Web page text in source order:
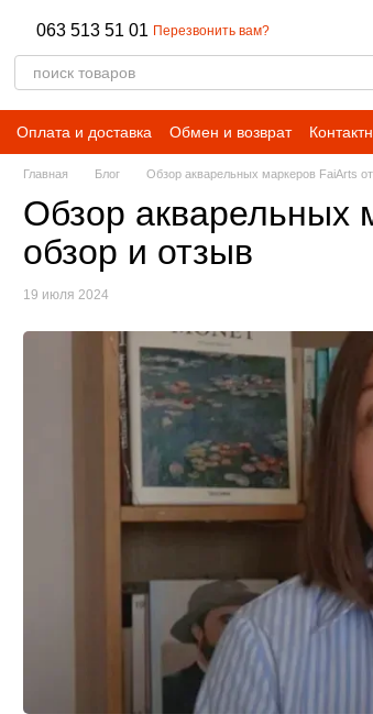
063 513 51 01 Перезвонить вам?
Оплата и доставка Обмен и возврат
Главная Блог Обзор акварельных маркеров FaiArts
Обзор акварельных
обзор и отзыв
19 июля 2024